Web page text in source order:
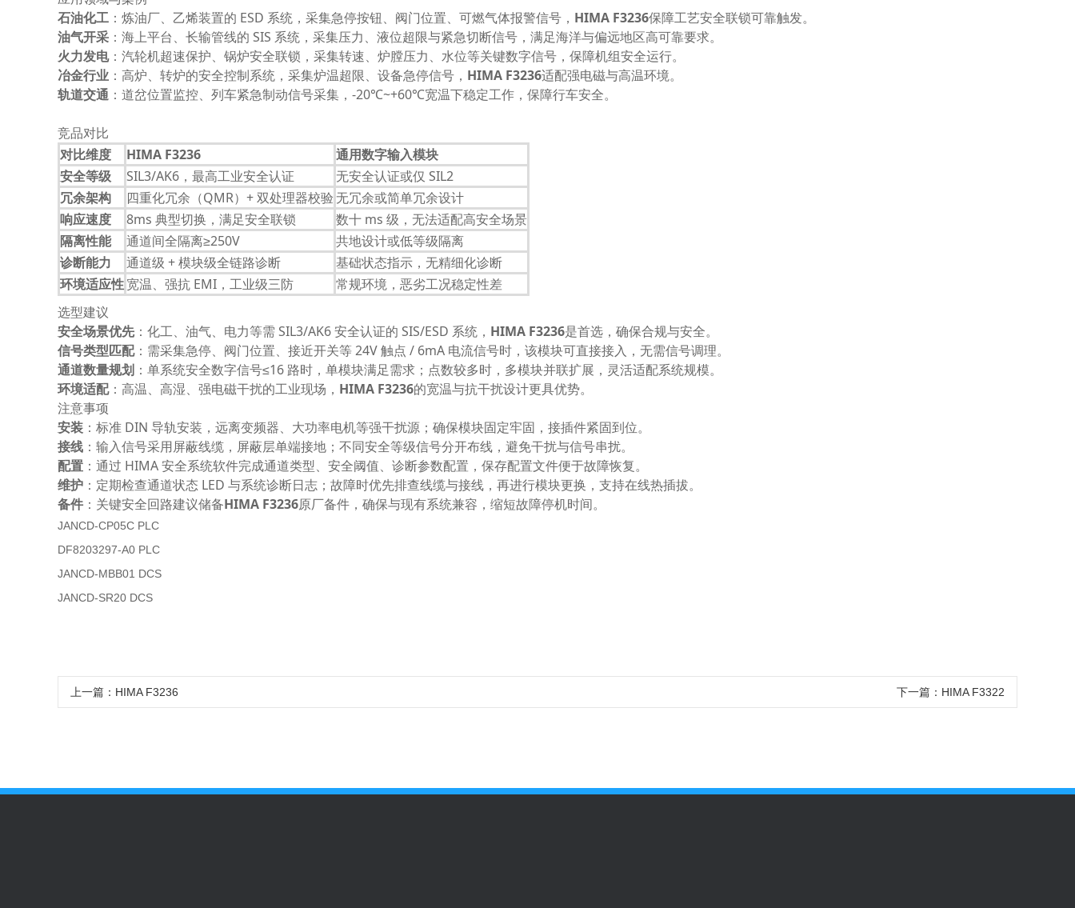
石油化工 ：炼油厂、乙烯装置的 ESD 系统，采集急停按钮、阀门位置、可燃气体报警信号， HIMA F3236保障工艺安全联锁可靠触发。
油气开采 ：海上平台、长输管线的 SIS 系统，采集压力、液位超限与紧急切断信号，满足海洋与偏远地区高可靠要求。
火力发电：汽轮机超速保护、锅炉安全联锁，采集转速、炉膛压力、水位等关键数字信号，保障机组安全运行。
冶金行业 ：高炉、转炉的安全控制系统，采集炉温超限、设备急停信号， HIMA F3236适配强电磁与高温环境。
轨道交通 ：道岔位置监控、列车紧急制动信号采集，-20℃~+60℃宽温下稳定工作，保障行车安全。
竞品对比
对比维度
HIMA F3236
通用数字输入模块
安全等级
SIL3/AK6，最高工业安全认证
无安全认证或仅 SIL2
冗余架构
四重化冗余（QMR）+ 双处理器校验 无冗余或简单冗余设计
响应速度
8ms 典型切换，满足安全联锁
数十 ms 级，无法适配高安全场景
隔离性能
通道间全隔离≥250V
共地设计或低等级隔离
诊断能力
通道级 + 模块级全链路诊断
基础状态指示，无精细化诊断
环境适应性宽温、强抗 EMI，工业级三防
常规环境，恶劣工况稳定性差
选型建议
安全场景优先：化工、油气、电力等需 SIL3/AK6 安全认证的 SIS/ESD 系统， HIMA F3236是首选，确保合规与安全。
信号类型匹配：需采集急停、阀门位置、接近开关等 24V 触点 / 6mA 电流信号时，该模块可直接接入，无需信号调理。
通道数量规划 ：单系统安全数字信号≤16 路时，单模块满足需求；点数较多时，多模块并联扩展，灵活适配系统规模。
环境适配：高温、高湿、强电磁干扰的工业现场， HIMA F3236的宽温与抗干扰设计更具优势。
注意事项
安装 ：标准 DIN 导轨安装，远离变频器、大功率电机等强干扰源；确保模块固定牢固，接插件紧固到位。
接线 ：输入信号采用屏蔽线缆，屏蔽层单端接地；不同安全等级信号分开布线，避免干扰与信号串扰。
配置 ：通过 HIMA 安全系统软件完成通道类型、安全阈值、诊断参数配置，保存配置文件便于故障恢复。
维护 ：定期检查通道状态 LED 与系统诊断日志；故障时优先排查线缆与接线，再进行模块更换，支持在线热插拔。
备件 ：关键安全回路建议储备HIMA F3236原厂备件，确保与现有系统兼容，缩短故障停机时间。
JANCD-CP05C PLC
DF8203297-A0 PLC
JANCD-MBB01 DCS
JANCD-SR20 DCS
上一篇：HIMA F3236 下一篇：HIMA F3322